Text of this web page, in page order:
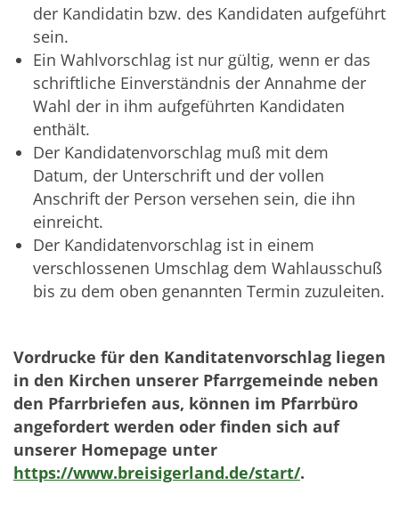
der Kandidatin bzw. des Kandidaten aufgeführt
sein.
Ein Wahlvorschlag ist nur gültig, wenn er das
schriftliche Einverständnis der Annahme der
Wahl der in ihm aufgeführten Kandidaten
enthält.
Der Kandidatenvorschlag muß mit dem
Datum, der Unterschrift und der vollen
Anschrift der Person versehen sein, die ihn
einreicht.
Der Kandidatenvorschlag ist in einem
verschlossenen Umschlag dem Wahlausschuß
bis zu dem oben genannten Termin zuzuleiten.
Vordrucke für den Kanditatenvorschlag liegen
in den Kirchen unserer Pfarrgemeinde neben
den Pfarrbriefen aus, können im Pfarrbüro
angefordert werden oder finden sich auf
unserer Homepage unter
https://www.breisigerland.de/start/.